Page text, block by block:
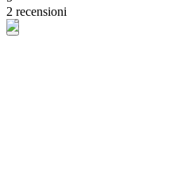
2 recensioni